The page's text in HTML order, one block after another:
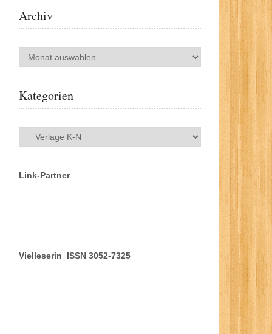
Archiv
Archiv
Kategorien
Kategorien
Link-Partner
Vielleserin ISSN 3052-7325